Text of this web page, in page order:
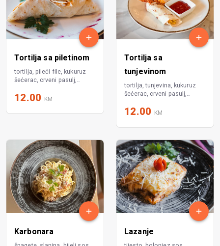
Tortilja sa piletinom
tortilja, pileći file, kukuruz
šećerac, crveni pasulj,
12.00 KM
Tortilja sa
tunjevinom
tortilja, tunjevina, kukuruz
šećerac, crveni pasulj,
12.00 KM
Karbonara Lazanje